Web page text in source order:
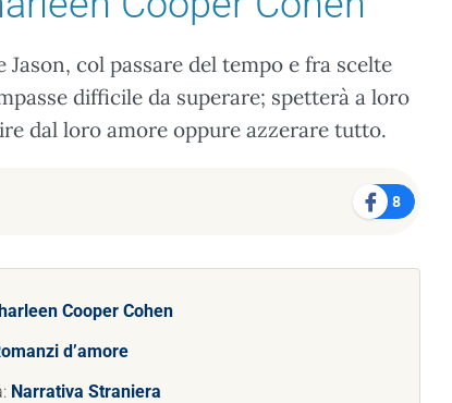
Jason, col passare del tempo e fra scelte
difficile da superare; spetterà a loro
dal loro amore oppure azzerare tutto.
8
Cooper Cohen
d’amore
Narrativa Straniera